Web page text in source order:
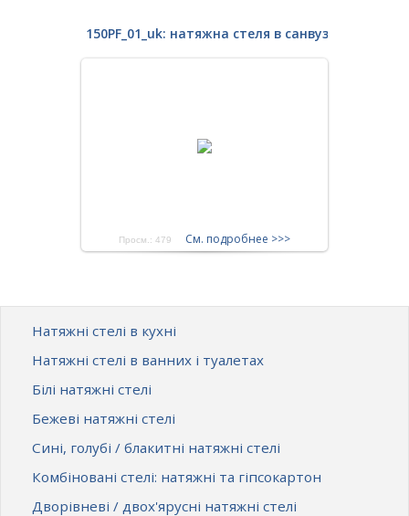
150PF_01_uk: натяжна стеля в санвузлі
Просм.: 479 См. подробнее >>>
Натяжні стелі в кухні
Натяжні стелі в ванних і туалетах
Білі натяжні стелі
Бежеві натяжні стелі
Сині, голубі / блакитні натяжні стелі
Комбіновані стелі: натяжні та гіпсокартон
Дворівневі / двох'ярусні натяжні стелі